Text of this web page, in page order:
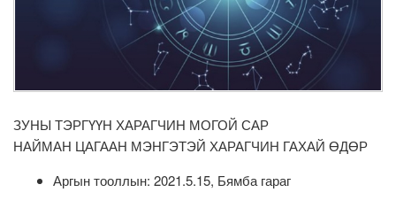
ЗУНЫ ТЭРГҮҮН ХАРАГЧИН МОГОЙ САР
НАЙМАН ЦАГААН МЭНГЭТЭЙ ХАРАГЧИН ГАХАЙ ӨДӨР
Аргын тооллын: 2021.5.15, Бямба гараг